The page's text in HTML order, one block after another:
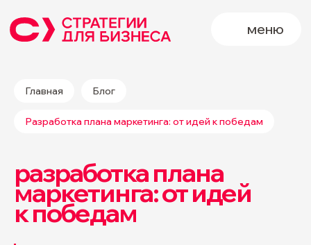
Главная Блог
Разработка плана маркетинга: от идей к победам
разработка плана
маркетинга: от идей
к победам